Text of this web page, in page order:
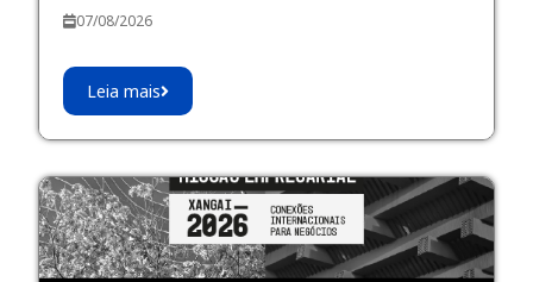
07/08/2026
Leia mais